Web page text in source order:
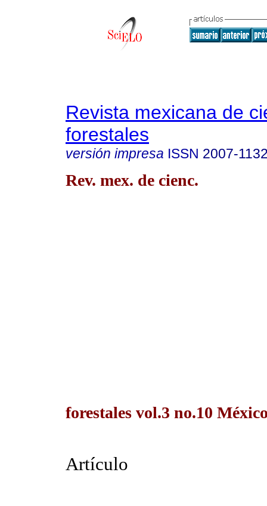
Revista mexicana de
forestales
versión impresa ISSN 2007-
Rev. mex. de cienc.
forestales vol.3 no.10
Artículo